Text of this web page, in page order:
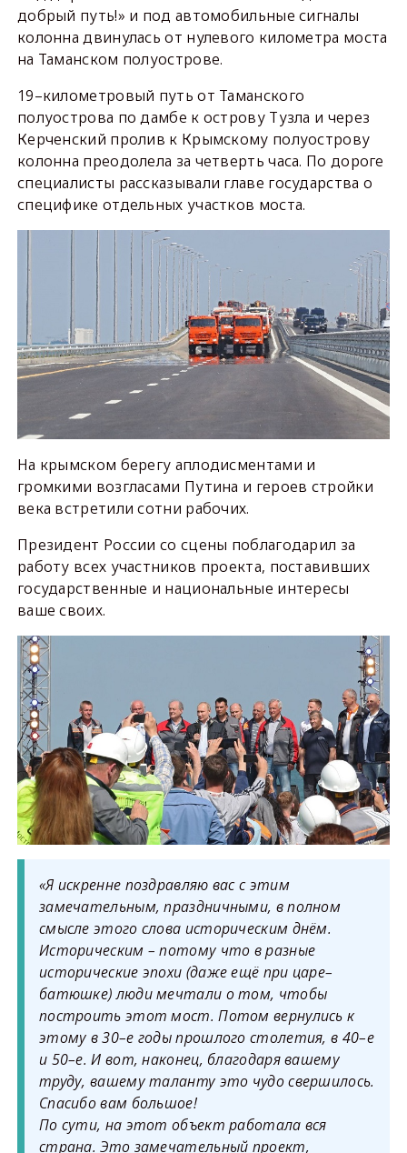
добрый путь!» и под автомобильные сигналы
колонна двинулась от нулевого километра моста
на Таманском полуострове.
19–километровый путь от Таманского
полуострова по дамбе к острову Тузла и через
Керченский пролив к Крымскому полуострову
колонна преодолела за четверть часа. По дороге
специалисты рассказывали главе государства о
специфике отдельных участков моста.
На крымском берегу аплодисментами и
громкими возгласами Путина и героев стройки
века встретили сотни рабочих.
Президент России со сцены поблагодарил за
работу всех участников проекта, поставивших
государственные и национальные интересы
ваше своих.
«Я искренне поздравляю вас с этим
замечательным, праздничными, в полном
смысле этого слова историческим днём.
Историческим – потому что в разные
исторические эпохи (даже ещё при царе–
батюшке) люди мечтали о том, чтобы
построить этот мост. Потом вернулись к
этому в 30–е годы прошлого столетия, в 40–е
и 50–е. И вот, наконец, благодаря вашему
труду, вашему таланту это чудо свершилось.
Спасибо вам большое!
По сути, на этот объект работала вся
страна. Это замечательный проект,